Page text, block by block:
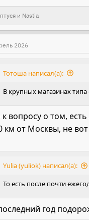
птуся и Nastia
2026
Тотоша написал(а):
В крупных магазинах типа
к вопросу о том,
км от Москвы, не
Yulia (yuliok) написал(а):
То есть после почти
год